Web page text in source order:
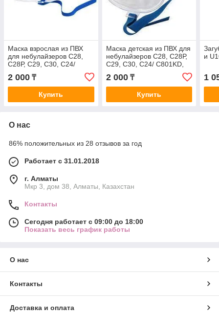
Маска взрослая из ПВХ
для небулайзеров С28,
С28Р, С29, С30, С24/
С801KD, С20/С802, С900,
С21/С803, MicroAir U22
2 000 ₸
Купить
Маска детская из ПВХ для
небулайзеров С28, С28Р,
С29, С30, С24/ С801KD,
С20/С802, С900, С21/
С803, MicroAir U2
2 000₸
Купить
и
1
О нас
86% положительных из 28 отзывов за год
Работает с 31.01.2018
г. Алматы
Мкр 3, дом 38, Алматы, Казахстан
Контакты
Сегодня работает с 09:00 до 18:00
Показать весь график работы
О нас
Контакты
Доставка и оплата